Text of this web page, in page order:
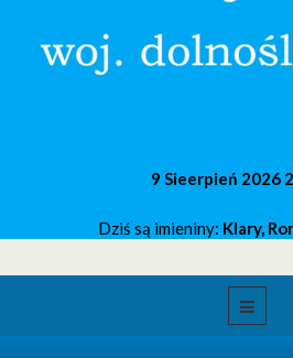
9 Sieerpień 2026
Dziś są imieniny: Klary,